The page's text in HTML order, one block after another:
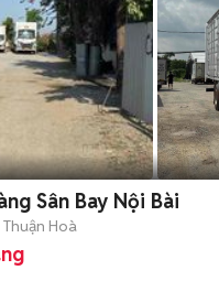
Sân Bay Nội Bài
Thuận Hoà